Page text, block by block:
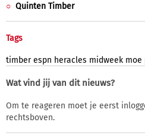
Quinten Timber
Tags
timber espn heracles midweek moe
Wat vind jij van dit nieuws?
Om te reageren moet je eerst
rechtsboven.